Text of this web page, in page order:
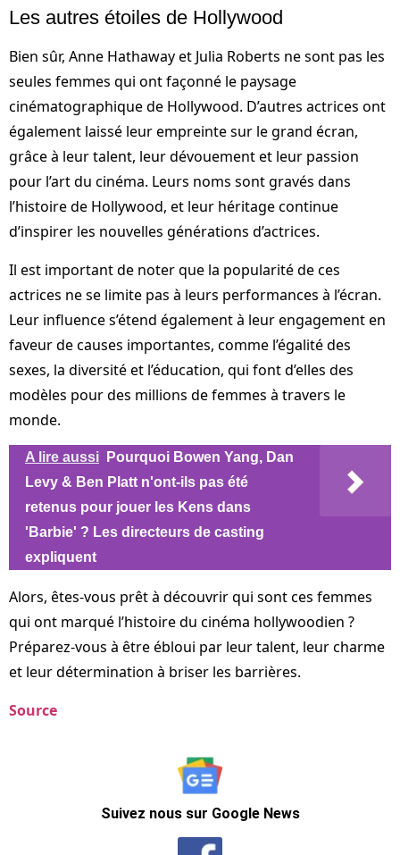
Les autres étoiles de Hollywood
Bien sûr, Anne Hathaway et Julia Roberts ne sont pas les
seules femmes qui ont façonné le paysage
cinématographique de Hollywood. D’autres actrices ont
également laissé leur empreinte sur le grand écran,
grâce à leur talent, leur dévouement et leur passion
pour l’art du cinéma. Leurs noms sont gravés dans
l’histoire de Hollywood, et leur héritage continue
d’inspirer les nouvelles générations d’actrices.
Il est important de noter que la popularité de ces
actrices ne se limite pas à leurs performances à l’écran.
Leur influence s’étend également à leur engagement en
faveur de causes importantes, comme l’égalité des
sexes, la diversité et l’éducation, qui font d’elles des
modèles pour des millions de femmes à travers le
monde.
A lire aussi
Pourquoi Bowen Yang, Dan
Levy & Ben Platt n'ont-ils pas été
retenus pour jouer les Kens dans
'Barbie' ? Les directeurs de casting
expliquent
Alors, êtes-vous prêt à découvrir qui sont ces femmes
qui ont marqué l’histoire du cinéma hollywoodien ?
Préparez-vous à être ébloui par leur talent, leur charme
et leur détermination à briser les barrières.
Source
Suivez nous sur Google News